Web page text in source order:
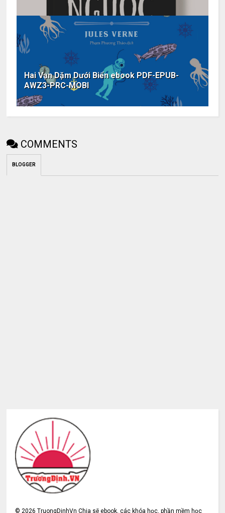
Hai Vạn Dặm Dưới Biển ebook PDF-EPUB-
AWZ3-PRC-MOBI
COMMENTS
BLOGGER
© 2026 TruongDinhVn Chia sẽ ebook, các khóa học, phần mềm học